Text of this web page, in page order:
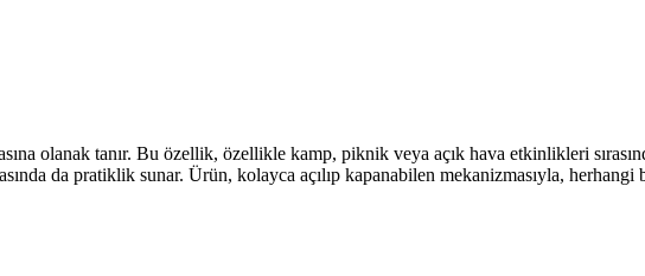
olanak tanır. Bu özellik, özellikle kamp, piknik veya açık hava etkinlikleri
da pratiklik sunar. Ürün, kolayca açılıp kapanabilen mekanizmasıyla,